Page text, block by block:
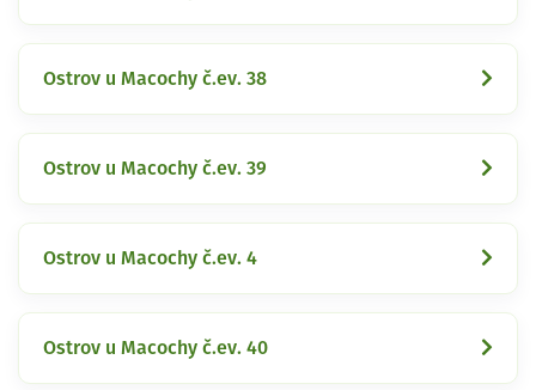
Ostrov u Macochy č.ev. 38
Ostrov u Macochy č.ev. 39
Ostrov u Macochy č.ev. 4
Ostrov u Macochy č.ev. 40